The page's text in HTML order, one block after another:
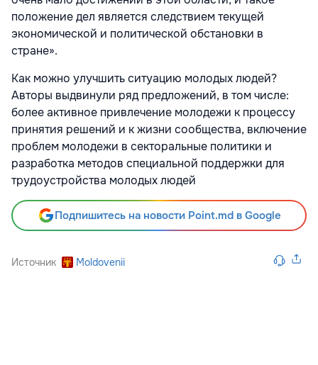
положение дел является следствием текущей
экономической и политической обстановки в
стране».
Как можно улучшить ситуацию молодых людей?
Авторы выдвинули ряд предложений, в том числе:
более активное привлечение молодежи к процессу
принятия решений и к жизни сообщества, включение
проблем молодежи в секторальные политики и
разработка методов специальной поддержки для
трудоустройства молодых людей
Подпишитесь на новости Point.md в Google
Источник Moldovenii